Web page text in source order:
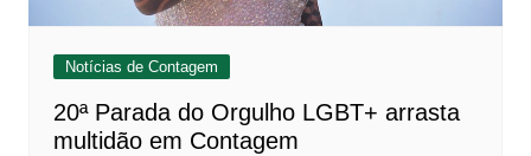
Notícias de Contagem
20ª Parada do Orgulho LGBT+ arrasta
multidão em Contagem